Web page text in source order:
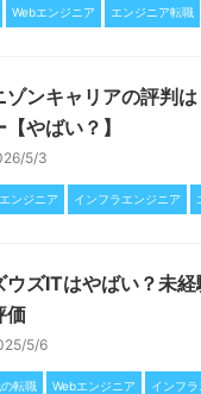
Webエンジニア エンジニア転職
ゾンキャリアの評判
【やばい？】
5/3
ンジニア インフラエンジニア
ウズITはやばい？未
価
5/6
転職 Webエンジニア インフ